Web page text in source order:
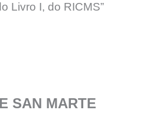
Livro I, do RICMS”
SAN MARTE